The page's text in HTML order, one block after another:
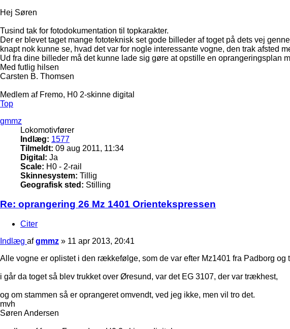
Hej Søren
Tusind tak for fotodokumentation til topkarakter.
Der er blevet taget mange fototeknisk set gode billeder af toget på dets vej
knapt nok kunne se, hvad det var for nogle interessante vogne, den trak afsted
Ud fra dine billeder må det kunne lade sig gøre at opstille en oprangeringsplan
Med futlig hilsen
Carsten B. Thomsen
Medlem af Fremo, H0 2-skinne digital
Top
gmmz
Lokomotivfører
Indlæg: 1577
Tilmeldt: 09 aug 2011, 11:34
Digital: Ja
Scale: H0 - 2-rail
Skinnesystem: Tillig
Geografisk sted: Stilling
Re: oprangering 26 Mz 1401 Orientekspressen
Citer
Indlæg afgmmz » 11 apr 2013, 20:41
Alle vogne er oplistet i den rækkefølge, som de var efter Mz1401 fra Padborg og
i går da toget så blev trukket over Øresund, var det EG 3107, der var trækhest,
og om stammen så er oprangeret omvendt, ved jeg ikke, men vil tro det.
mvh
Søren Andersen